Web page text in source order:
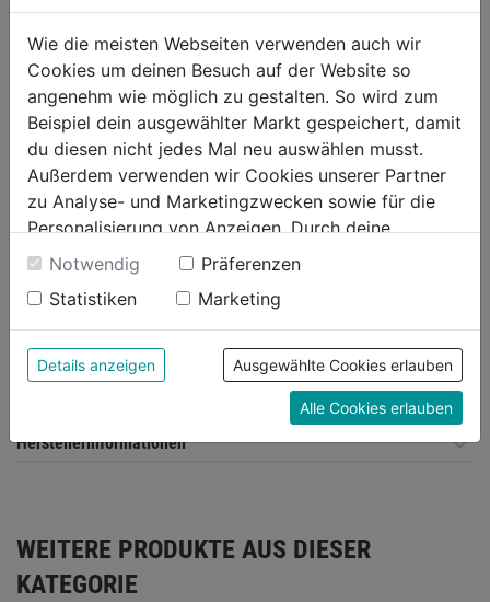
Schnitthöhe
35-65 mm
Fangkorb
45 l
Schalter
Bügelschalter
Mähleistung pro Akkuladung
max
350 m²
Gewicht
15,1 kg
Weitere Produktmerkmale
inkl. 2x18V Akku und
Ladegerät im Set inkl. Akku-
Rasentrimmer SmallCut
Produktinformationen
Herstellerinformationen
WEITERE PRODUKTE AUS DIESER
KATEGORIE
Wie die meisten Webseiten verwenden auch wir
Cookies um deinen Besuch auf der Website so
angenehm wie möglich zu gestalten. So wird zum
Beispiel dein ausgewählter Markt gespeichert, damit
du diesen nicht jedes Mal neu auswählen musst.
Außerdem verwenden wir Cookies unserer Partner
zu Analyse- und Marketingzwecken sowie für die
Personalisierung von Anzeigen. Durch deine
Einwilligung werden die Daten von Drittanbieter,
unter anderem auch in den USA, verarbeitet.
Durch Klick auf "Alle Cookies erlauben" stimmst du
der Verwendung aller Cookies zu. Unter "Details
anzeigen" findest du alle Infos zu den
unterschiedlichen Cookies, unter "Cookies
Konfigurieren" kannst du auswählen, welche Cookies
du zulassen möchtest und welche nicht.
Notwendig
Präferenzen
Statistiken
Marketing
Details anzeigen Ausgewählte Cookies erlauben
Alle Cookies erlauben